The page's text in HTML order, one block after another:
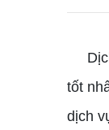
Dịch
tốt
dịch